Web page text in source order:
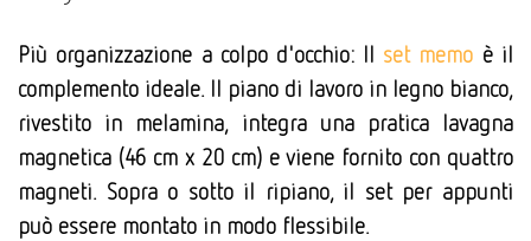
Più organizzazione a colpo d'occhio: Il set memo è il
complemento ideale. Il piano di lavoro in legno bianco,
rivestito in melamina, integra una pratica lavagna
magnetica (46 cm x 20 cm) e viene fornito con quattro
magneti. Sopra o sotto il ripiano, il set per appunti
può essere montato in modo flessibile.